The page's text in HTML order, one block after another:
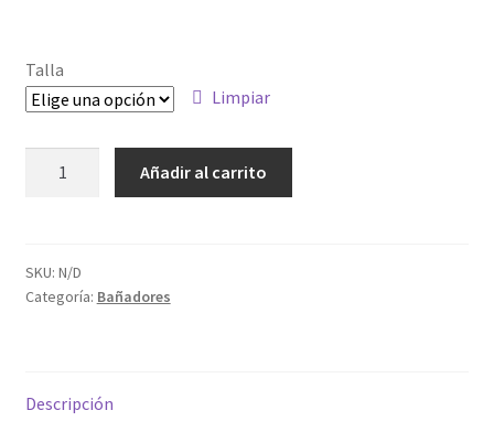
Talla
Limpiar
Añadir al carrito
SKU: N/D
Categoría: Bañadores
Descripción